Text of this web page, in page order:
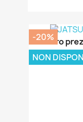
Il nostro
-20%
NON